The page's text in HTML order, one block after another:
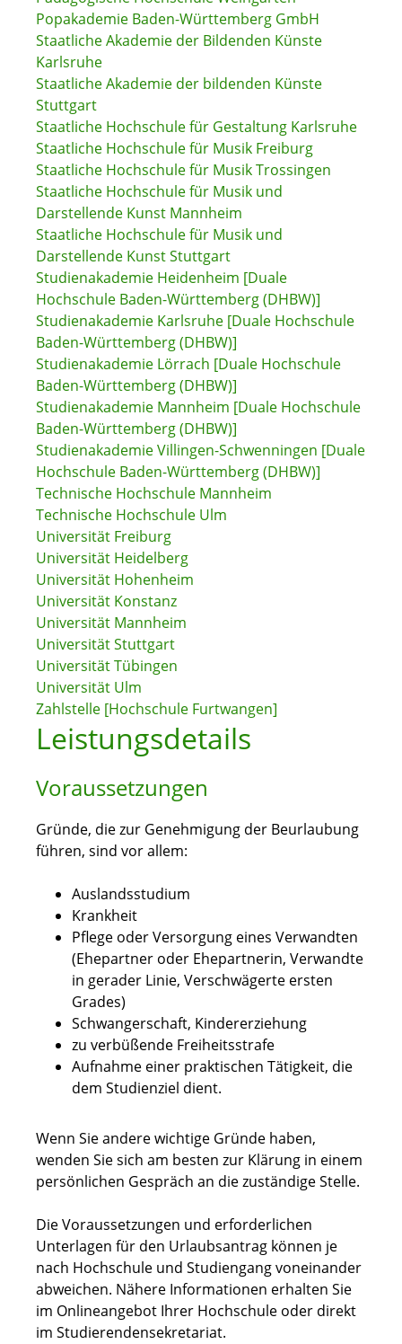
Popakademie Baden-Württemberg GmbH
Staatliche Akademie der Bildenden Künste
Karlsruhe
Staatliche Akademie der bildenden Künste
Stuttgart
Staatliche Hochschule für Gestaltung Karlsruhe
Staatliche Hochschule für Musik Freiburg
Staatliche Hochschule für Musik Trossingen
Staatliche Hochschule für Musik und
Darstellende Kunst Mannheim
Staatliche Hochschule für Musik und
Darstellende Kunst Stuttgart
Studienakademie Heidenheim [Duale
Hochschule Baden-Württemberg (DHBW)]
Studienakademie Karlsruhe [Duale Hochschule
Baden-Württemberg (DHBW)]
Studienakademie Lörrach [Duale Hochschule
Baden-Württemberg (DHBW)]
Studienakademie Mannheim [Duale Hochschule
Baden-Württemberg (DHBW)]
Studienakademie Villingen-Schwenningen [Duale
Hochschule Baden-Württemberg (DHBW)]
Technische Hochschule Mannheim
Technische Hochschule Ulm
Universität Freiburg
Universität Heidelberg
Universität Hohenheim
Universität Konstanz
Universität Mannheim
Universität Stuttgart
Universität Tübingen
Universität Ulm
Zahlstelle [Hochschule Furtwangen]
Leistungsdetails
Voraussetzungen
Gründe, die zur Genehmigung der Beurlaubung
führen, sind vor allem:
Auslandsstudium
Krankheit
Pflege oder Versorgung eines Verwandten
(Ehepartner oder Ehepartnerin, Verwandte
in gerader Linie, Verschwägerte ersten
Grades)
Schwangerschaft, Kindererziehung
zu verbüßende Freiheitsstrafe
Aufnahme einer praktischen Tätigkeit, die
dem Studienziel dient.
Wenn Sie andere wichtige Gründe haben,
wenden Sie sich am besten zur Klärung in einem
persönlichen Gespräch an die zuständige Stelle.
Die Voraussetzungen und erforderlichen
Unterlagen für den Urlaubsantrag können je
nach Hochschule und Studiengang voneinander
abweichen. Nähere Informationen erhalten Sie
im Onlineangebot Ihrer Hochschule oder direkt
im Studierendensekretariat.